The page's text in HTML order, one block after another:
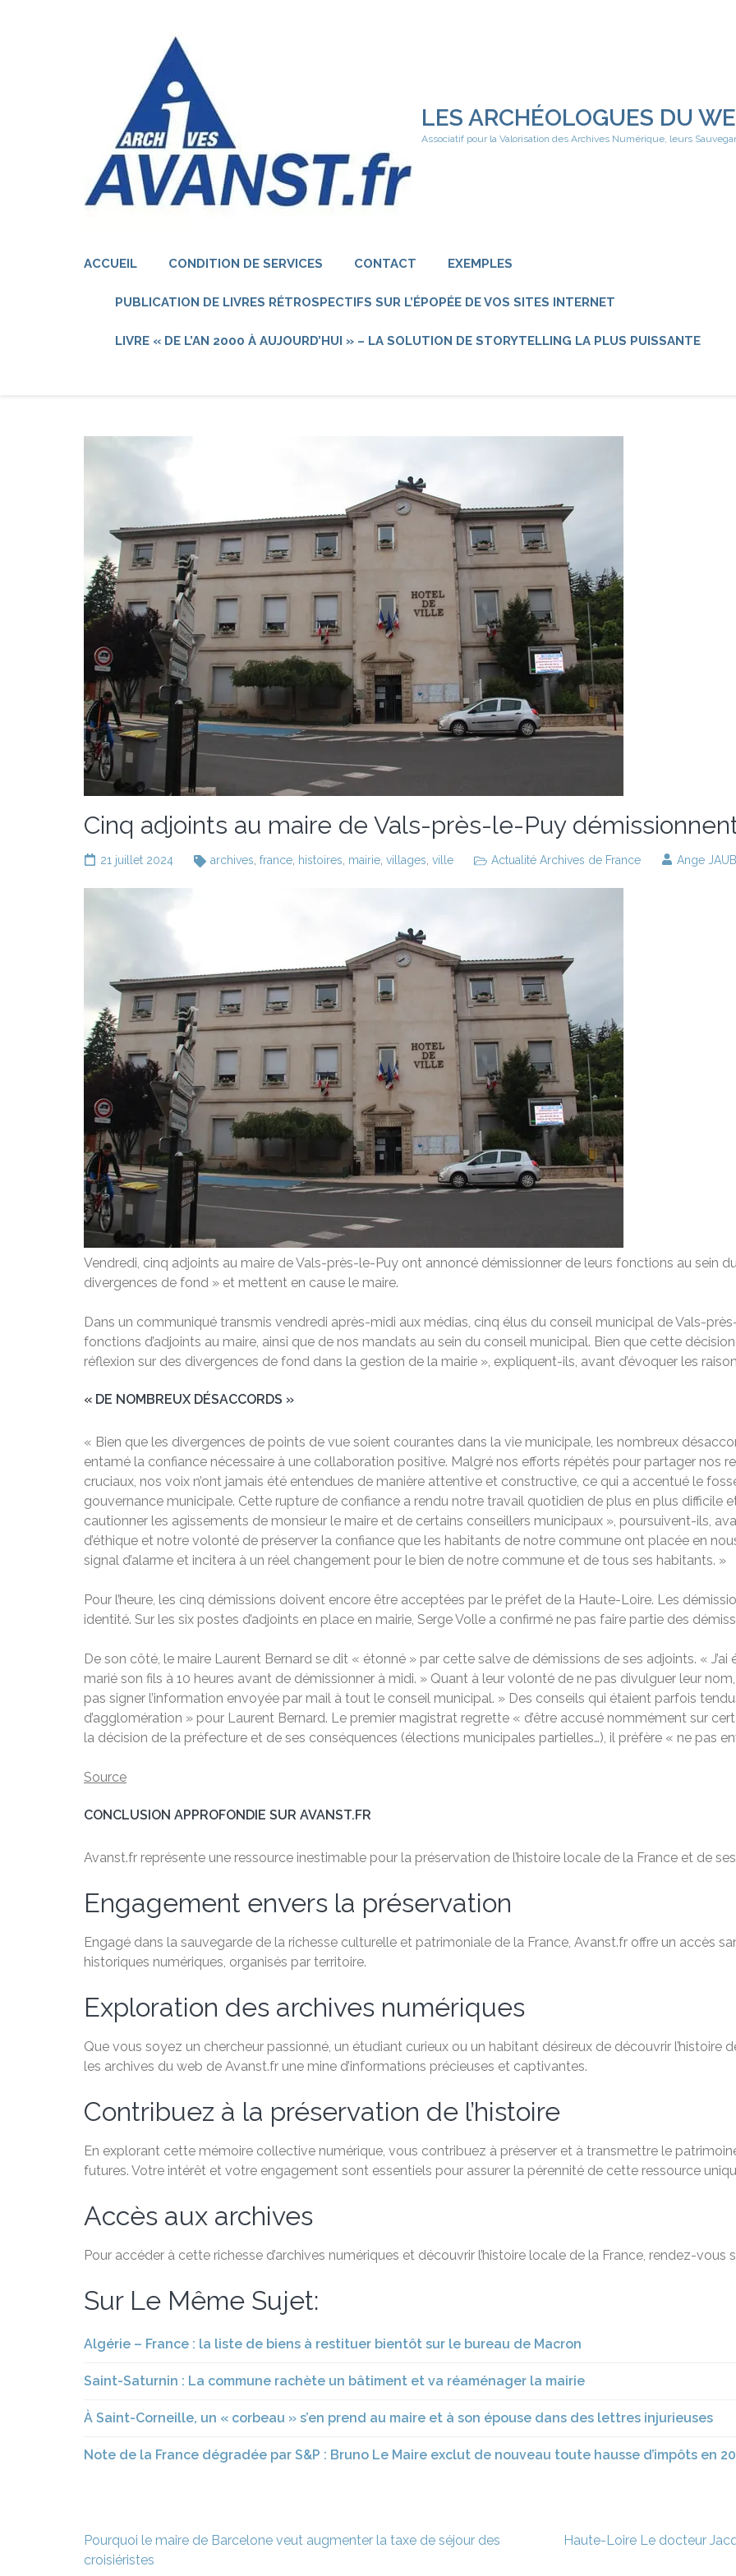
LES ARCHÉOLOGUES DU
Associatif pour la Valorisation des Archives Numérique, leurs
ACCUEIL CONDITION DE SERVICES CONTACT EXEMPLES
PUBLICATION DE LIVRES RÉTROSPECTIFS SUR L’ÉPOPÉE DE VOS SITES INTERNET
LIVRE « DE L’AN 2000 À AUJOURD’HUI » – LA SOLUTION DE STORYTELLING LA PLUS PUISSANTE
Cinq adjoints au maire de Vals-près-le-Puy
21 juillet 2024 archives france histoires mairie villages ville Actualité Archives de France Ange
Vendredi, cinq adjoints au maire de Vals-près-le-Puy ont annoncé démissionner de leurs fonctions au sein
divergences de fond » et mettent en cause le maire.
Dans un communiqué transmis vendredi après-midi aux médias, cinq élus du conseil municipal de Vals-
fonctions d’adjoints au maire, ainsi que de nos mandats au sein du conseil municipal. Bien que cette
réflexion sur des divergences de fond dans la gestion de la mairie », expliquent-ils, avant d’évoquer les
« DE NOMBREUX DÉSACCORDS »
« Bien que les divergences de points de vue soient courantes dans la vie municipale, les nombreux
entamé la confiance nécessaire à une collaboration positive. Malgré nos efforts répétés pour partager nos
cruciaux, nos voix n’ont jamais été entendues de manière attentive et constructive, ce qui a accentué le
gouvernance municipale. Cette rupture de confiance a rendu notre travail quotidien de plus en plus difficile
cautionner les agissements de monsieur le maire et de certains conseillers municipaux », poursuivent-ils,
d’éthique et notre volonté de préserver la confiance que les habitants de notre commune ont placée en
signal d’alarme et incitera à un réel changement pour le bien de notre commune et de tous ses habitants. »
Pour l’heure, les cinq démissions doivent encore être acceptées par le préfet de la Haute-Loire. Les
identité. Sur les six postes d’adjoints en place en mairie, Serge Volle a confirmé ne pas faire partie des
De son côté, le maire Laurent Bernard se dit « étonné » par cette salve de démissions de ses adjoints. «
marié son fils à 10 heures avant de démissionner à midi. » Quant à leur volonté de ne pas divulguer leur
pas signer l’information envoyée par mail à tout le conseil municipal. » Des conseils qui étaient parfois
d’agglomération » pour Laurent Bernard. Le premier magistrat regrette « d’être accusé nommément sur
la décision de la préfecture et de ses conséquences (élections municipales partielles…), il préfère « ne pas
Source
CONCLUSION APPROFONDIE SUR AVANST.FR
Avanst.fr représente une ressource inestimable pour la préservation de l’histoire locale de la France et de
Engagement envers la préservation
Engagé dans la sauvegarde de la richesse culturelle et patrimoniale de la France, Avanst.fr offre un accès
historiques numériques, organisés par territoire.
Exploration des archives numériques
Que vous soyez un chercheur passionné, un étudiant curieux ou un habitant désireux de découvrir l’histoire
les archives du web de Avanst.fr une mine d’informations précieuses et captivantes.
Contribuez à la préservation de l’histoire
En explorant cette mémoire collective numérique, vous contribuez à préserver et à transmettre le
futures. Votre intérêt et votre engagement sont essentiels pour assurer la pérennité de cette ressource
Accès aux archives
Pour accéder à cette richesse d’archives numériques et découvrir l’histoire locale de la France, rendez-vous
Sur Le Même Sujet:
Algérie – France : la liste de biens à restituer bientôt sur le bureau de Macron
Saint-Saturnin : La commune rachète un bâtiment et va réaménager la mairie
À Saint-Corneille, un « corbeau » s’en prend au maire et à son épouse dans des lettres injurieuses
Note de la France dégradée par S&P : Bruno Le Maire exclut de nouveau toute hausse d’impôts en
Navigation
de
Pourquoi le maire de Barcelone veut augmenter la taxe de séjour des
croisiéristes
Haute-Loire Le docteur